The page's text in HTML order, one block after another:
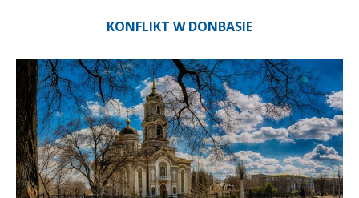
KONFLIKT W DONBASIE